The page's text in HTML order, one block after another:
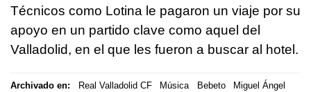
Técnicos como Lotina le pagaron un viaje por su
apoyo en un partido clave como aquel del
Valladolid, en el que les fueron a buscar al hotel.
Archivado en: Real Valladolid CF Música Bebeto
Miguel Ángel